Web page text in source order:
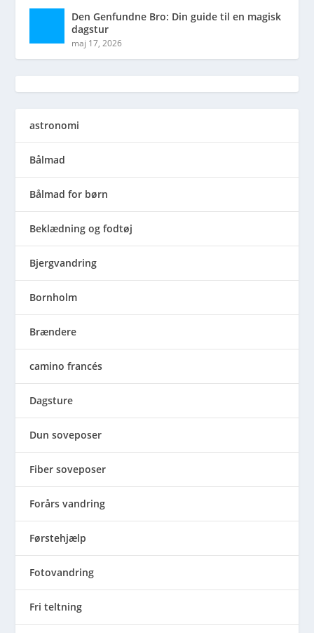
Den Genfundne Bro: Din guide til en magisk
dagstur
maj 17, 2026
astronomi
Bålmad
Bålmad for børn
Beklædning og fodtøj
Bjergvandring
Bornholm
Brændere
camino francés
Dagsture
Dun soveposer
Fiber soveposer
Forårs vandring
Førstehjælp
Fotovandring
Fri teltning